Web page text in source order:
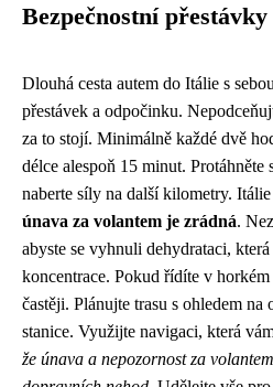
Bezpečnostní
Dlouhá cesta autem do Itálie s
přestávek a odpočinku.
za to stojí. Minimálně každé dvě
délce alespoň 15 minut. Protáhněte
naberte síly na další kilometry.
únava za volantem je zrádná.
abyste se vyhnuli dehydrataci,
koncentrace. Pokud řídíte v
častěji. Plánujte trasu s ohledem
stanice. Využijte navigaci, která
že únava a nepozornost za